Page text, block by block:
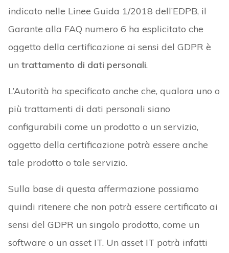
indicato nelle Linee Guida 1/2018 dell’EDPB, il
Garante alla FAQ numero 6 ha esplicitato che
oggetto della certificazione ai sensi del GDPR è
un trattamento di dati personali.
L’Autorità ha specificato anche che, qualora uno o
più trattamenti di dati personali siano
configurabili come un prodotto o un servizio,
oggetto della certificazione potrà essere anche
tale prodotto o tale servizio.
Sulla base di questa affermazione possiamo
quindi ritenere che non potrà essere certificato ai
sensi del GDPR un singolo prodotto, come un
software o un asset IT. Un asset IT potrà infatti